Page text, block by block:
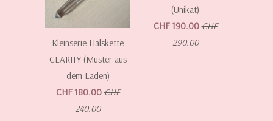
Kleinserie Halskette
CLARITY (Muster aus
dem Laden)
CHF 180.00 CHF
240.00
(Unikat)
CHF 190.00 CHF
290.00